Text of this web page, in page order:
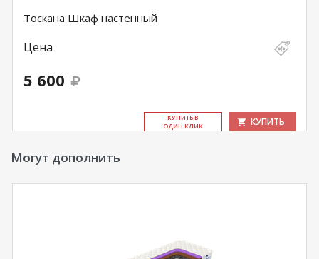
Тоскана Шкаф настенный
Цена
5 600
КУ­ПИТЬ В
ОДИН КЛИК
КУПИТЬ
Могут дополнить